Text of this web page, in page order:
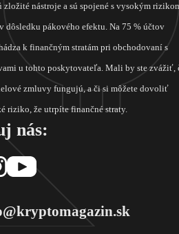
nástroje a sú spojené s vysokým
dôsledku pákového efektu. Na 75 % účtov
k finančným stratám pri obchodovaní s
u tohto poskytovateľa. Mali by ste zvážiť,
zmluvy fungujú, a či si môžete dovoliť
riziko, že utrpíte finančné straty.
nás: